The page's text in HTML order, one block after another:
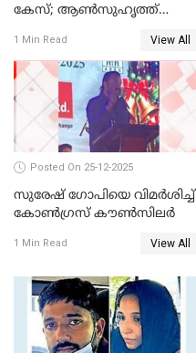
കേസ്; ആണ്‍സുഹൃത്ത്
1 Min Read View All
Posted On 25-12-2025
സുരേഷ് ഗോപിയെ വിമര്‍ശിച്ച്
കോണ്‍ഗ്രസ് കൗണ്‍സിലര്‍
1 Min Read View All